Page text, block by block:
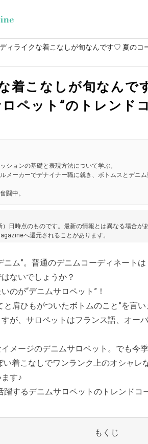
ィライクな着こなしが旬なんです♡ 夏のコ
着こなしが旬なん
ペット”のトレンド
ションの基礎と表現方法について学ぶ。
メーカーでデナイナー職に就き、ボトムスとデニ
闘中。
日時点のものです。最新の情報とは異なる場合が
へ還元されることがあります。
ニム”。普通のデニムコーディネート
ないでしょうか？
のが“デニムサロペット”！
と肩ひもがついたボトムのこと”を言
が、サロペットはフランス語、オー
メージのデニムサロペット。でも今
着こなしでワンランク上のオシャレ
す♪
躍するデニムサロペットのトレンドコ
もくじ